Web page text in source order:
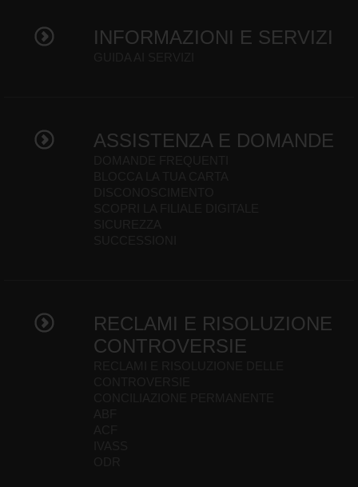
INFORMAZIONI E SERVIZI
ASSISTENZA E DOMANDE
RECLAMI E RISOLUZIONE
CONTROVERSIE